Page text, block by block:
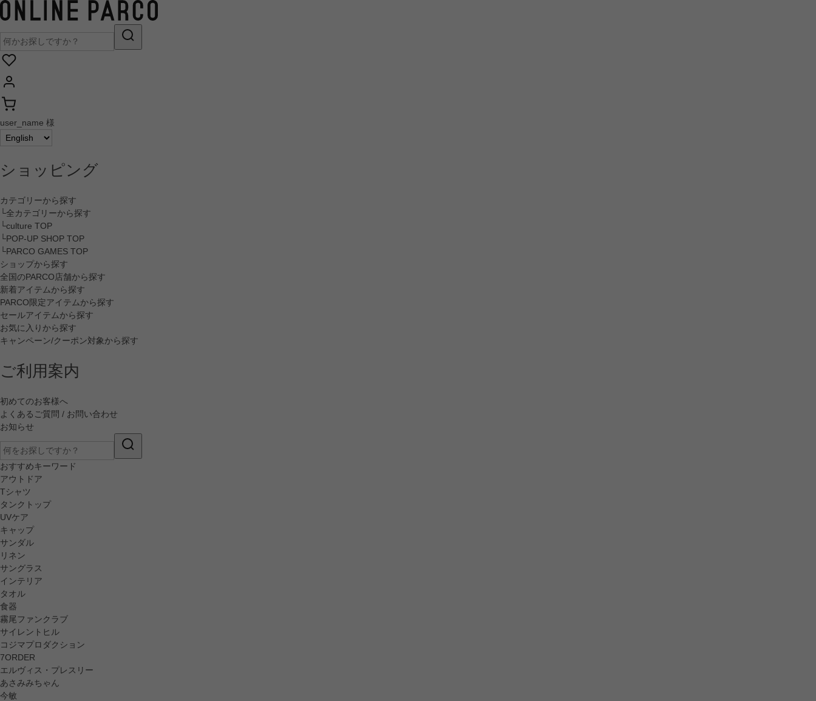
user_name 様
ショッピング
カテゴリーから探す
└全カテゴリーから探す
└culture TOP
└POP-UP SHOP TOP
└PARCO GAMES TOP
ショップから探す
全国のPARCO店舗から探す
新着アイテムから探す
PARCO限定アイテムから探す
セールアイテムから探す
お気に入りから探す
キャンペーン/クーポン対象から探す
ご利用案内
初めてのお客様へ
よくあるご質問 / お問い合わせ
お知らせ
おすすめキーワード
アウトドア
Tシャツ
タンクトップ
UVケア
キャップ
サンダル
リネン
サングラス
インテリア
タオル
食器
霧尾ファンクラブ
サイレントヒル
コジマプロダクション
7ORDER
エルヴィス・プレスリー
あさみみちゃん
今敏